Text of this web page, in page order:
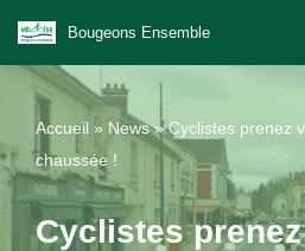
Aller
au
contenu
Bougeons Ensemble
Accueil » News»Cyclistes prenez
chaussée !
Cyclistes